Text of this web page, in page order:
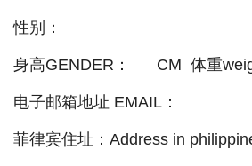
性别：
身高GENDER： CM 体重
电子邮箱地址 EMAIL：
菲律宾住址：Address in